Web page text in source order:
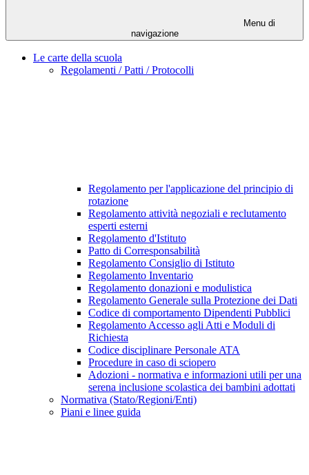
Menu di
navigazione
Le carte della scuola
Regolamenti / Patti / Protocolli
Regolamento per l'applicazione del principio di
rotazione
Regolamento attività negoziali e reclutamento
esperti esterni
Regolamento d'Istituto
Patto di Corresponsabilità
Regolamento Consiglio di Istituto
Regolamento Inventario
Regolamento donazioni e modulistica
Regolamento Generale sulla Protezione dei Dati
Codice di comportamento Dipendenti Pubblici
Regolamento Accesso agli Atti e Moduli di
Richiesta
Codice disciplinare Personale ATA
Procedure in caso di sciopero
Adozioni - normativa e informazioni utili per una
serena inclusione scolastica dei bambini adottati
Normativa (Stato/Regioni/Enti)
Piani e linee guida